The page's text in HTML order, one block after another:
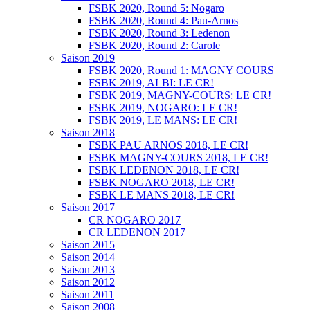
FSBK 2020, Round 5: Nogaro
FSBK 2020, Round 4: Pau-Arnos
FSBK 2020, Round 3: Ledenon
FSBK 2020, Round 2: Carole
Saison 2019
FSBK 2020, Round 1: MAGNY COURS
FSBK 2019, ALBI: LE CR!
FSBK 2019, MAGNY-COURS: LE CR!
FSBK 2019, NOGARO: LE CR!
FSBK 2019, LE MANS: LE CR!
Saison 2018
FSBK PAU ARNOS 2018, LE CR!
FSBK MAGNY-COURS 2018, LE CR!
FSBK LEDENON 2018, LE CR!
FSBK NOGARO 2018, LE CR!
FSBK LE MANS 2018, LE CR!
Saison 2017
CR NOGARO 2017
CR LEDENON 2017
Saison 2015
Saison 2014
Saison 2013
Saison 2012
Saison 2011
Saison 2008